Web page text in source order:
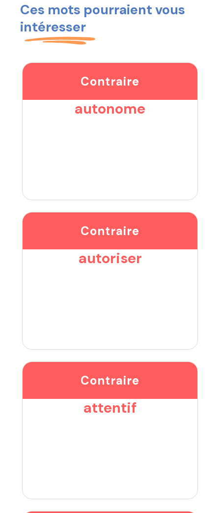
Ces mots pourraient vous
intéresser
Contraire
autonome
Contraire
autoriser
Contraire
attentif